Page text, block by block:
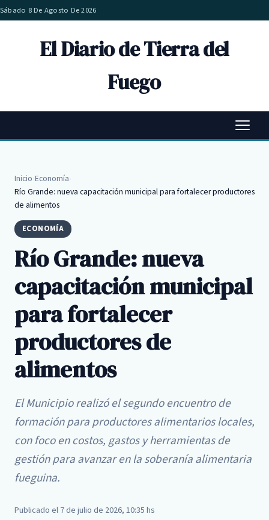
Sábado 8 De Agosto De 2026
El Diario de Tierra del
Fuego
Inicio Economía
Río Grande: nueva capacitación municipal para fortalecer productores
de alimentos
ECONOMÍA
Río Grande: nueva
capacitación municipal
para fortalecer
productores de
alimentos
El Municipio realizó el segundo encuentro de
formación para productores alimentarios locales,
con foco en costos, gastos y herramientas de
gestión para avanzar en la soberanía alimentaria
fueguina.
Publicado el 7 de julio de 2026, 10:35 hs